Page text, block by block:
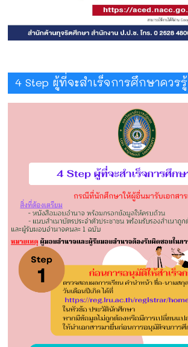
4 Step ผู้ที่จะสำเร็จการศึกษาควรรู้